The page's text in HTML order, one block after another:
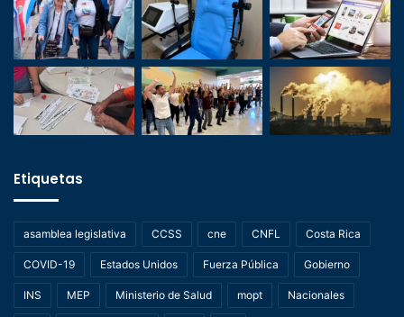
Etiquetas
asamblea legislativa CCSS cne CNFL Costa Rica
COVID-19 Estados Unidos Fuerza Pública Gobierno
INS MEP Ministerio de Salud mopt Nacionales